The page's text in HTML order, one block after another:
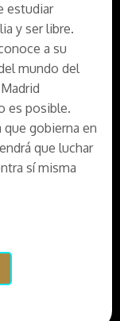
estudiar
y ser libre.
a su
mundo del
es posible.
que gobierna en
que luchar
sí misma